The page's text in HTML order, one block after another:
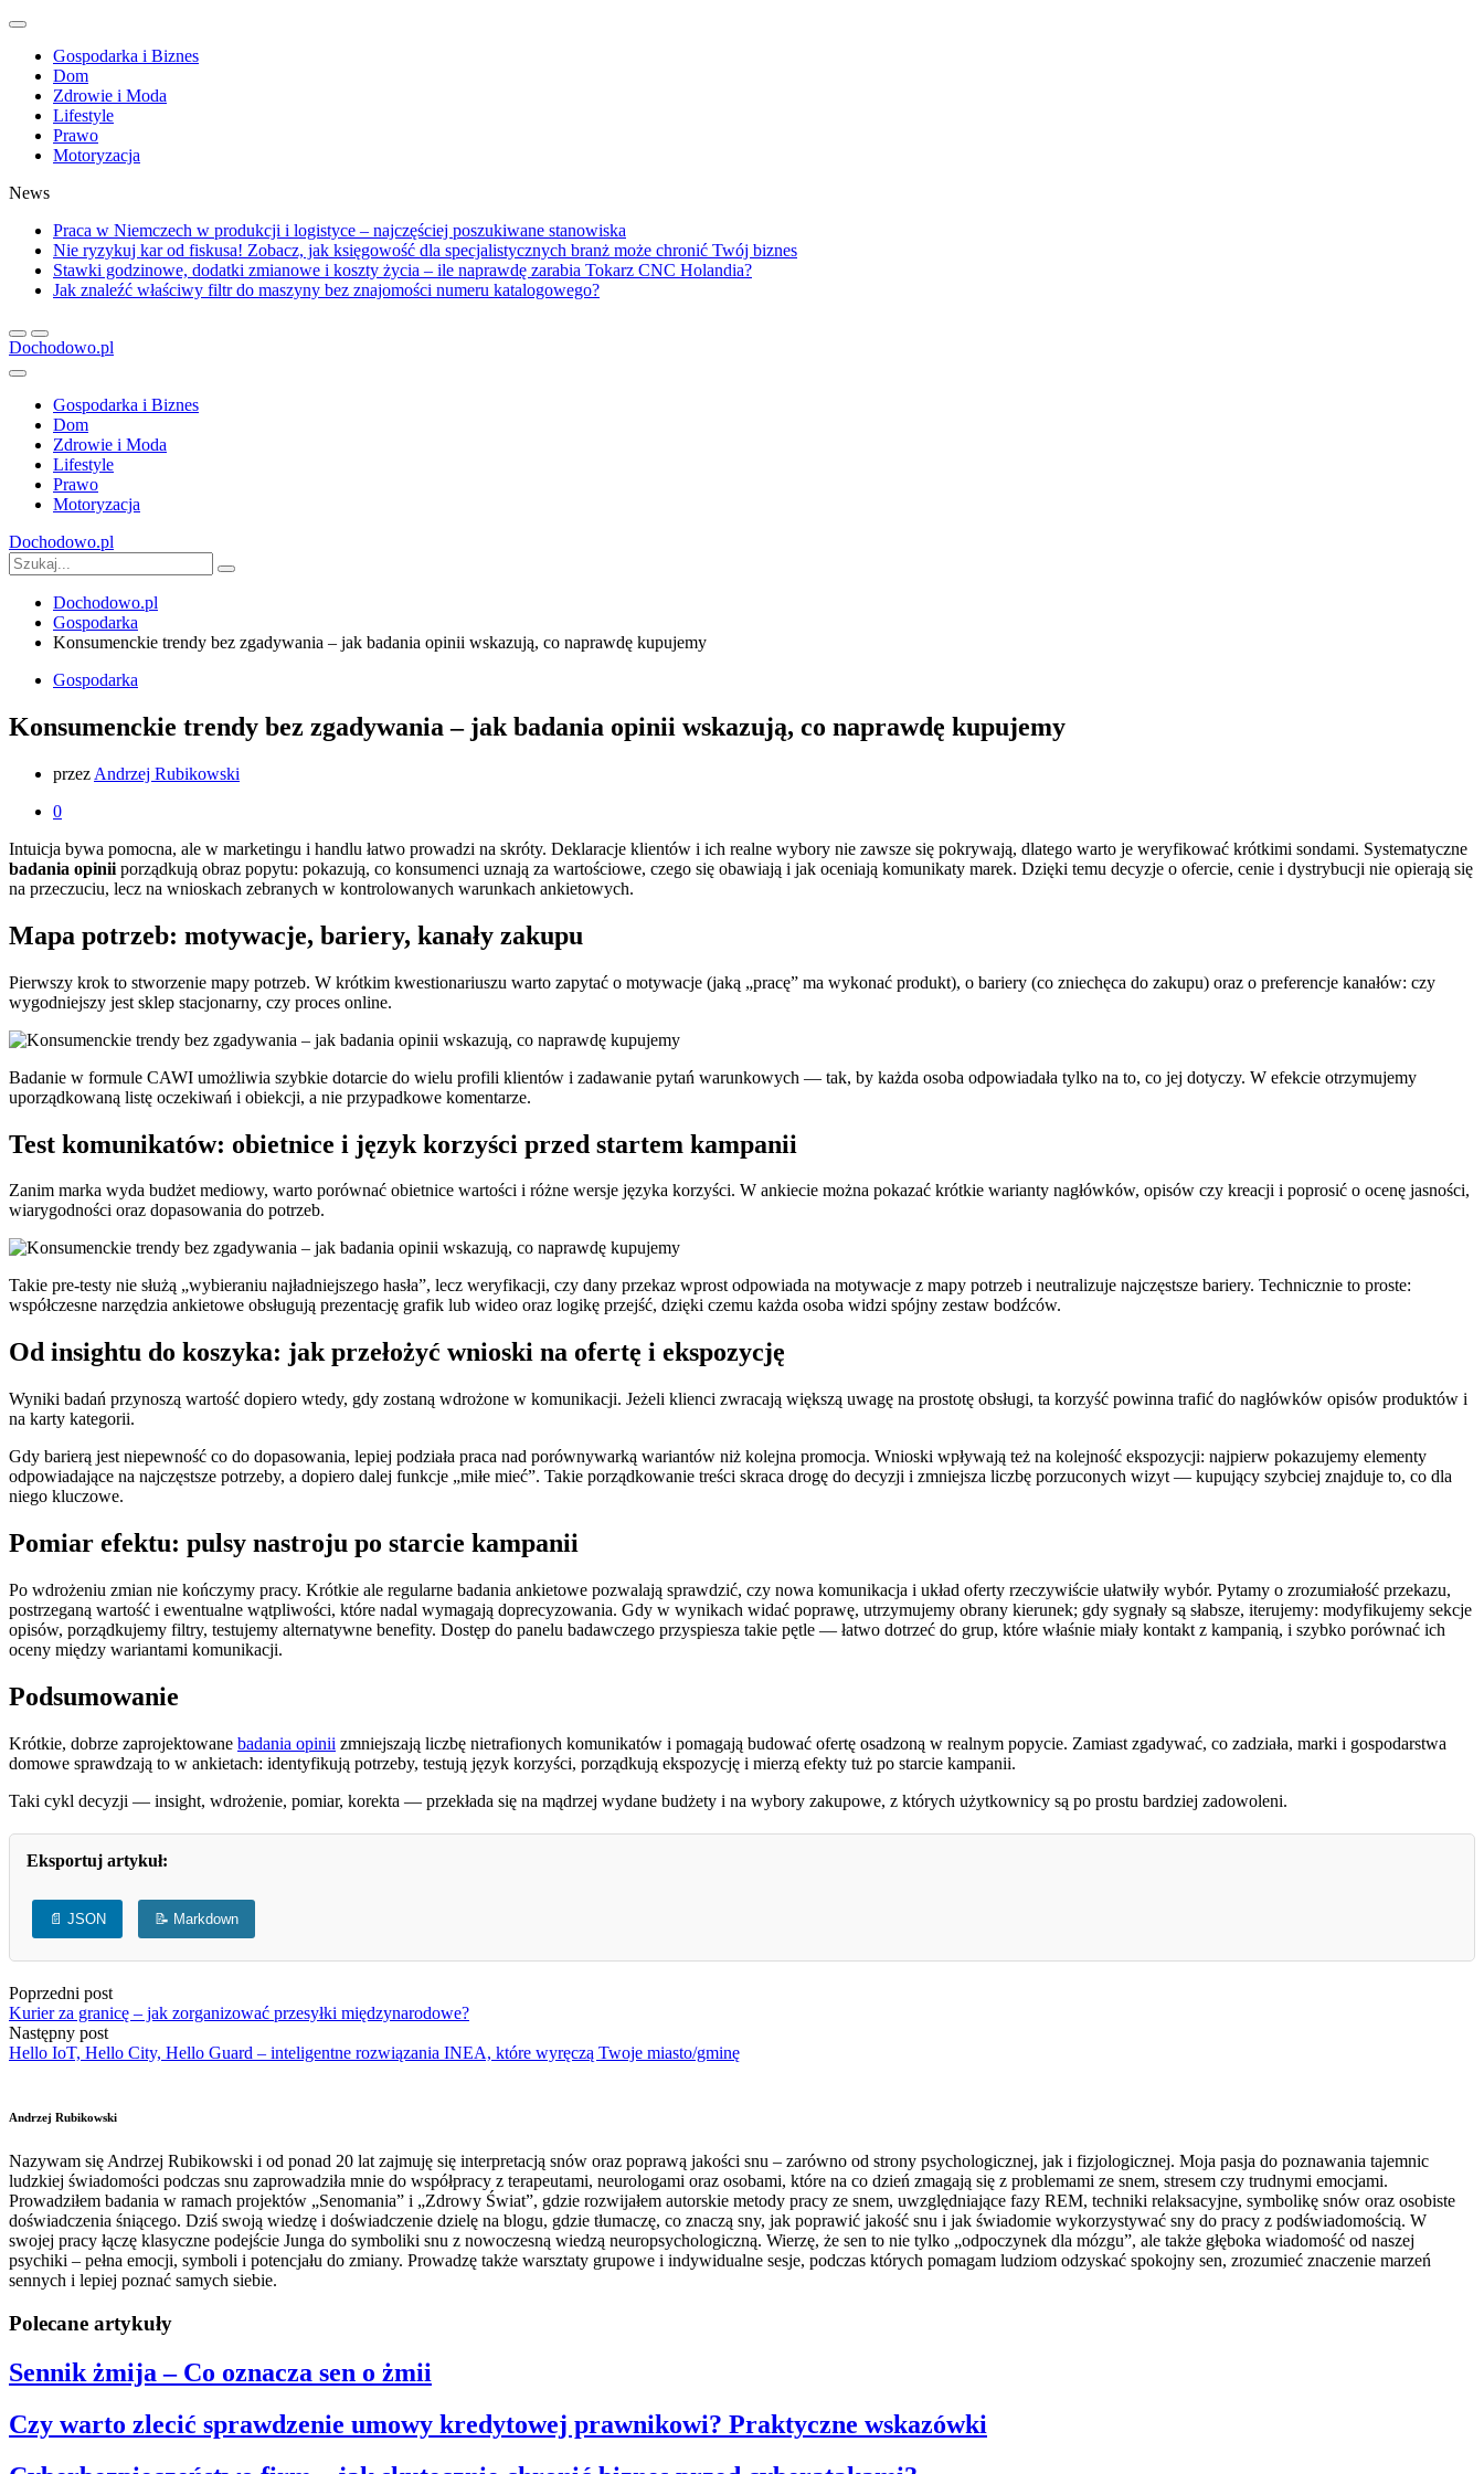
Gospodarka i Biznes
Dom
Zdrowie i Moda
Lifestyle
Prawo
Motoryzacja
News
Praca w Niemczech w produkcji i logistyce – najczęściej poszukiwane stanowiska
Nie ryzykuj kar od fiskusa! Zobacz, jak księgowość dla specjalistycznych branż może chronić Twój biznes
Stawki godzinowe, dodatki zmianowe i koszty życia – ile naprawdę zarabia Tokarz CNC Holandia?
Jak znaleźć właściwy filtr do maszyny bez znajomości numeru katalogowego?
Dochodowo.pl
Gospodarka i Biznes
Dom
Zdrowie i Moda
Lifestyle
Prawo
Motoryzacja
Dochodowo.pl
Dochodowo.pl
Gospodarka
Konsumenckie trendy bez zgadywania – jak badania opinii wskazują, co naprawdę kupujemy
Gospodarka
Konsumenckie trendy bez zgadywania – jak badania opinii wskazują, co naprawdę kupujemy
przez Andrzej Rubikowski
0
Intuicja bywa pomocna, ale w marketingu i handlu łatwo prowadzi na skróty. Deklaracje klientów i ich realne wybory nie zawsze się pokrywają, dlatego warto je weryfikować krótkimi sondami. Systematyczne
badania opinii porządkują obraz popytu: pokazują, co konsumenci uznają za wartościowe, czego się obawiają i jak oceniają komunikaty marek. Dzięki temu decyzje o ofercie, cenie i dystrybucji nie opierają się
na przeczuciu, lecz na wnioskach zebranych w kontrolowanych warunkach ankietowych.
Mapa potrzeb: motywacje, bariery, kanały zakupu
Pierwszy krok to stworzenie mapy potrzeb. W krótkim kwestionariuszu warto zapytać o motywacje (jaką „pracę” ma wykonać produkt), o bariery (co zniechęca do zakupu) oraz o preferencje kanałów: czy
wygodniejszy jest sklep stacjonarny, czy proces online.
Badanie w formule CAWI umożliwia szybkie dotarcie do wielu profili klientów i zadawanie pytań warunkowych — tak, by każda osoba odpowiadała tylko na to, co jej dotyczy. W efekcie otrzymujemy
uporządkowaną listę oczekiwań i obiekcji, a nie przypadkowe komentarze.
Test komunikatów: obietnice i język korzyści przed startem kampanii
Zanim marka wyda budżet mediowy, warto porównać obietnice wartości i różne wersje języka korzyści. W ankiecie można pokazać krótkie warianty nagłówków, opisów czy kreacji i poprosić o ocenę jasności,
wiarygodności oraz dopasowania do potrzeb.
Takie pre-testy nie służą „wybieraniu najładniejszego hasła”, lecz weryfikacji, czy dany przekaz wprost odpowiada na motywacje z mapy potrzeb i neutralizuje najczęstsze bariery. Technicznie to proste:
współczesne narzędzia ankietowe obsługują prezentację grafik lub wideo oraz logikę przejść, dzięki czemu każda osoba widzi spójny zestaw bodźców.
Od insightu do koszyka: jak przełożyć wnioski na ofertę i ekspozycję
Wyniki badań przynoszą wartość dopiero wtedy, gdy zostaną wdrożone w komunikacji. Jeżeli klienci zwracają większą uwagę na prostotę obsługi, ta korzyść powinna trafić do nagłówków opisów produktów i
na karty kategorii.
Gdy barierą jest niepewność co do dopasowania, lepiej podziała praca nad porównywarką wariantów niż kolejna promocja. Wnioski wpływają też na kolejność ekspozycji: najpierw pokazujemy elementy
odpowiadające na najczęstsze potrzeby, a dopiero dalej funkcje „miłe mieć”. Takie porządkowanie treści skraca drogę do decyzji i zmniejsza liczbę porzuconych wizyt — kupujący szybciej znajduje to, co dla
niego kluczowe.
Pomiar efektu: pulsy nastroju po starcie kampanii
Po wdrożeniu zmian nie kończymy pracy. Krótkie ale regularne badania ankietowe pozwalają sprawdzić, czy nowa komunikacja i układ oferty rzeczywiście ułatwiły wybór. Pytamy o zrozumiałość przekazu,
postrzeganą wartość i ewentualne wątpliwości, które nadal wymagają doprecyzowania. Gdy w wynikach widać poprawę, utrzymujemy obrany kierunek; gdy sygnały są słabsze, iterujemy: modyfikujemy sekcje
opisów, porządkujemy filtry, testujemy alternatywne benefity. Dostęp do panelu badawczego przyspiesza takie pętle — łatwo dotrzeć do grup, które właśnie miały kontakt z kampanią, i szybko porównać ich
oceny między wariantami komunikacji.
Podsumowanie
Krótkie, dobrze zaprojektowane badania opinii zmniejszają liczbę nietrafionych komunikatów i pomagają budować ofertę osadzoną w realnym popycie. Zamiast zgadywać, co zadziała, marki i gospodarstwa
domowe sprawdzają to w ankietach: identyfikują potrzeby, testują język korzyści, porządkują ekspozycję i mierzą efekty tuż po starcie kampanii.
Taki cykl decyzji — insight, wdrożenie, pomiar, korekta — przekłada się na mądrzej wydane budżety i na wybory zakupowe, z których użytkownicy są po prostu bardziej zadowoleni.
Eksportuj artykuł:
📄 JSON 📝 Markdown
Poprzedni post
Kurier za granicę – jak zorganizować przesyłki międzynarodowe?
Następny post
Hello IoT, Hello City, Hello Guard – inteligentne rozwiązania INEA, które wyręczą Twoje miasto/gminę
Andrzej Rubikowski
Nazywam się Andrzej Rubikowski i od ponad 20 lat zajmuję się interpretacją snów oraz poprawą jakości snu – zarówno od strony psychologicznej, jak i fizjologicznej. Moja pasja do poznawania tajemnic
ludzkiej świadomości podczas snu zaprowadziła mnie do współpracy z terapeutami, neurologami oraz osobami, które na co dzień zmagają się z problemami ze snem, stresem czy trudnymi emocjami.
Prowadziłem badania w ramach projektów „Senomania” i „Zdrowy Świat”, gdzie rozwijałem autorskie metody pracy ze snem, uwzględniające fazy REM, techniki relaksacyjne, symbolikę snów oraz osobiste
doświadczenia śniącego. Dziś swoją wiedzę i doświadczenie dzielę na blogu, gdzie tłumaczę, co znaczą sny, jak poprawić jakość snu i jak świadomie wykorzystywać sny do pracy z podświadomością. W
swojej pracy łączę klasyczne podejście Junga do symboliki snu z nowoczesną wiedzą neuropsychologiczną. Wierzę, że sen to nie tylko „odpoczynek dla mózgu”, ale także głęboka wiadomość od naszej
psychiki – pełna emocji, symboli i potencjału do zmiany. Prowadzę także warsztaty grupowe i indywidualne sesje, podczas których pomagam ludziom odzyskać spokojny sen, zrozumieć znaczenie marzeń
sennych i lepiej poznać samych siebie.
Polecane artykuły
Sennik żmija – Co oznacza sen o żmii
Czy warto zlecić sprawdzenie umowy kredytowej prawnikowi? Praktyczne wskazówki